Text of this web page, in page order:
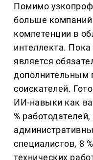
Помимо
больше
компетенции в
интеллекта.
является
дополнительным
соискателей.
ИИ-навыки как
%
специалистов, 8
технических